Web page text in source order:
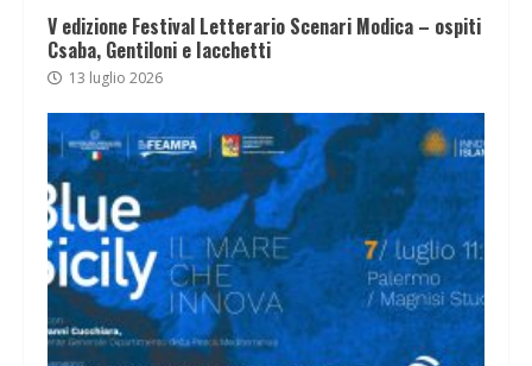
V edizione Festival Letterario Scenari Modica – ospiti
Csaba, Gentiloni e Iacchetti
13 luglio 2026